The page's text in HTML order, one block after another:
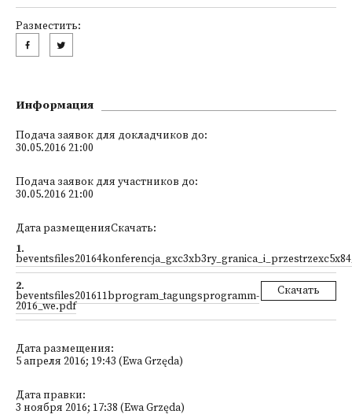
Разместить:
Информация
Подача заявок для докладчиков до:
30.05.2016 21:00
Подача заявок для участников до:
30.05.2016 21:00
Дата размещенияСкачать:
1.
2.
beventsfiles201611bprogram_tagungsprogramm-
2016_we.pdf
Скачать
Дата размещения:
5 апреля 2016; 19:43 (Ewa Grzęda)
Дата правки:
3 ноября 2016; 17:38 (Ewa Grzęda)